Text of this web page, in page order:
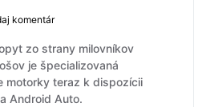
komentár
zo strany milovníkov
je špecializovaná
motorky teraz k dispozícii
Android Auto.